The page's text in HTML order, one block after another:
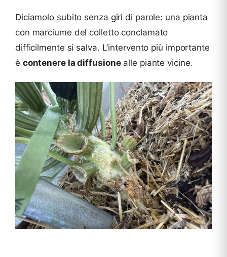
Diciamolo subito senza giri di parole: una pianta
con marciume del colletto conclamato
difficilmente si salva. L’intervento più importante
è contenere la diffusionealle piante vicine.